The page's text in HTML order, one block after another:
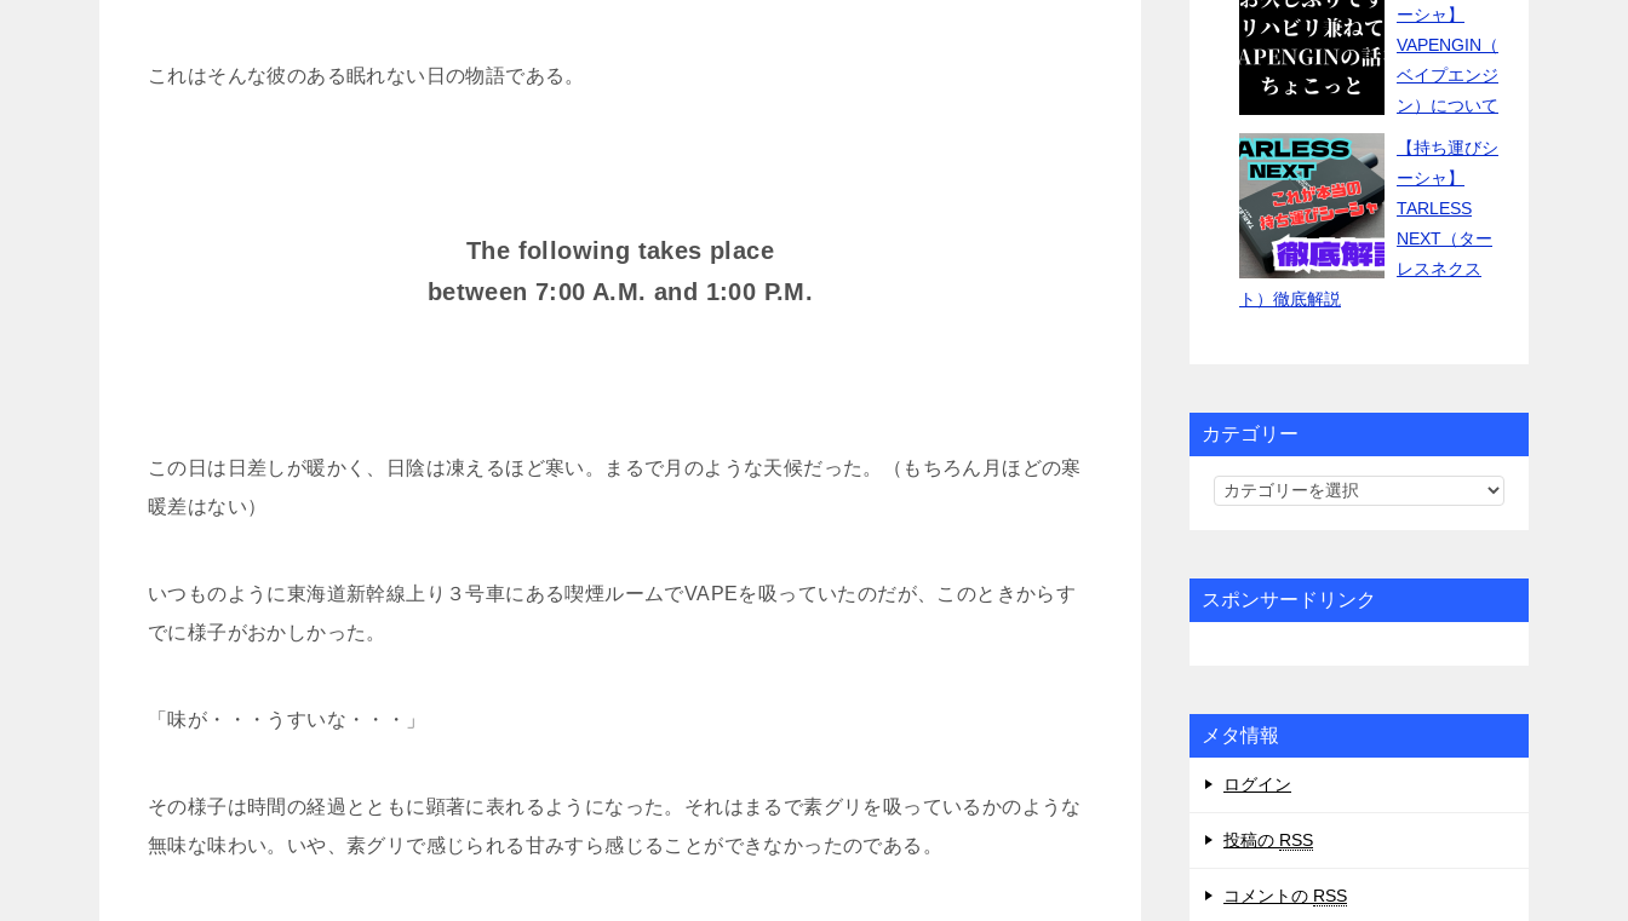
これはそんな彼のある眠れない日の物語である。
The following takes place
between 7:00 A.M. and 1:00 P.M.
この日は日差しが暖かく、日陰は凍えるほど寒い。まるで月のような天候だった。（もちろん月ほどの寒
暖差はない）
いつものように東海道新幹線上り３号車にある喫煙ルームでVAPEを吸っていたのだが、このときからす
でに様子がおかしかった。
「味が・・・うすいな・・・」
その様子は時間の経過とともに顕著に表れるようになった。それはまるで素グリを吸っているかのような
無味な味わい。いや、素グリで感じられる甘みすら感じることができなかったのである。
ーシャ】
VAPENGIN（
ベイプエンジ
ン）について
【持ち運びシ
ーシャ】
TARLESS
NEXT（ター
レスネクス
ト）徹底解説
カテゴリー
カ
リ
ー
スポンサードリンク
メタ情報
ログイン
投稿の RSS
コメントの RSS